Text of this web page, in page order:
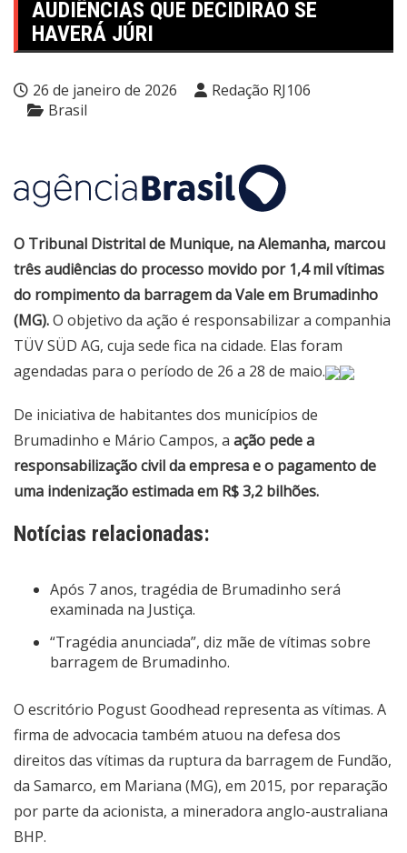
AUDIÊNCIAS QUE DECIDIRÃO SE
HAVERÁ JÚRI
26 de janeiro de 2026
Redação RJ106
Brasil
O Tribunal Distrital de Munique, na Alemanha, marcou
três audiências do processo movido por 1,4 mil vítimas
do rompimento da barragem da Vale em Brumadinho
(MG).O objetivo da ação é responsabilizar a companhia
TÜV SÜD AG, cuja sede fica na cidade. Elas foram
agendadas para o período de 26 a 28 de maio.
De iniciativa de habitantes dos municípios de
Brumadinho e Mário Campos, a ação pede a
responsabilização civil da empresa e o pagamento de
uma indenização estimada em R$ 3,2 bilhões.
Notícias relacionadas:
Após 7 anos, tragédia de Brumadinho será
examinada na Justiça.
“Tragédia anunciada”, diz mãe de vítimas sobre
barragem de Brumadinho.
O escritório Pogust Goodhead representa as vítimas. A
firma de advocacia também atuou na defesa dos
direitos das vítimas da ruptura da barragem de Fundão,
da Samarco, em Mariana (MG), em 2015, por reparação
por parte da acionista, a mineradora anglo-australiana
BHP.